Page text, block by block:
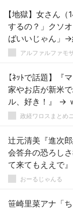
【地獄】女さん
するの？」クソ
ばいいじゃん」
アルファルファモ
【ﾈｯﾄで話題】『
家やお店が新米
ル、好き！』 →
ｗｗｗｗｗｗｗｗ
政経ワロスまとめ
辻元清美『進次
会答弁の恐ろし
て来てもええで』
おーるじゃんる
笹崎里菜アナ「